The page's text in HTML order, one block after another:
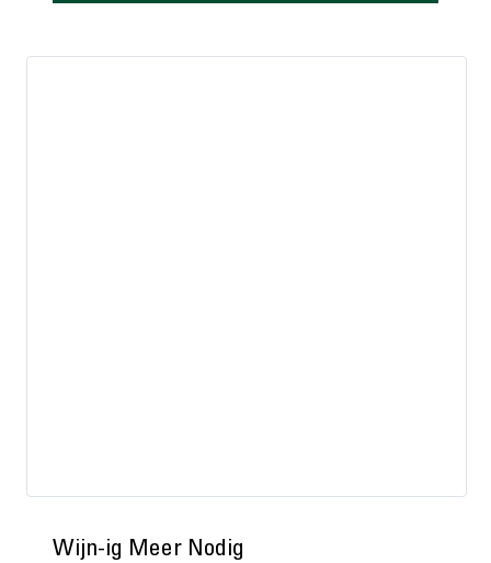
Wijn-ig Meer Nodig